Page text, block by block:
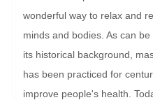
wonderful way to relax and
minds and bodies. As can
its historical background,
has been practiced for
improve people's health.